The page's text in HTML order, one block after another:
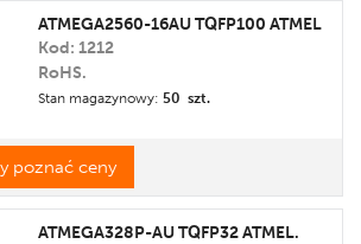
Cena
Promocja
ATMEGA2560-16AU TQFP100 ATMEL
Kod: 1212
RoHS.
Stan magazynowy: 50 szt.
poznać ceny
ATMEGA328P-AU TQFP32 ATMEL.